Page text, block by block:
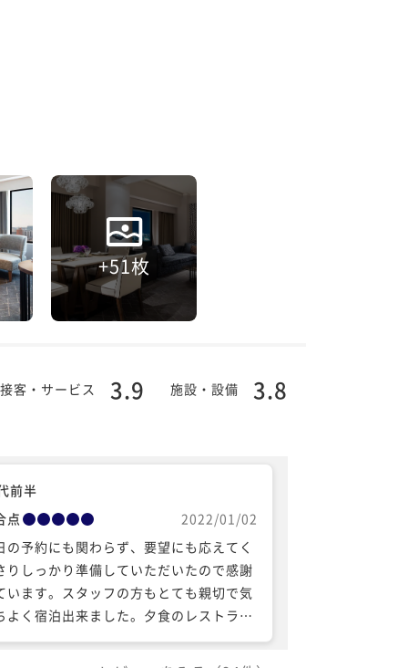
+51枚
接客・サービス 3.9 施設・設備 3.8
前半
点
2022/01/02
の予約にも関わらず、要望にも応えてく
りしっかり準備していただいたので感謝
います。スタッフの方もとても親切で気
よく宿泊出来ました。夕食のレストラン
ても美味しかったですし、お洒落です。
も種類がたくさんあり大満足でした、